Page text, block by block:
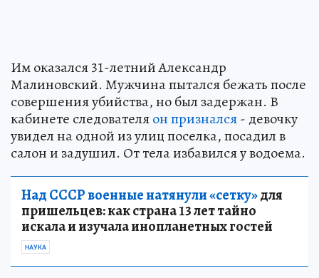
Им оказался 31-летний Александр
Малиновский. Мужчина пытался бежать после
совершения убийства, но был задержан. В
кабинете следователяон признался- девочку
увидел на одной из улиц поселка, посадил в
салон и задушил. От тела избавился у водоема.
Над СССР военные натянули «сетку»для
пришельцев: как страна 13 лет тайно
искала и изучала инопланетных гостей
НАУКА